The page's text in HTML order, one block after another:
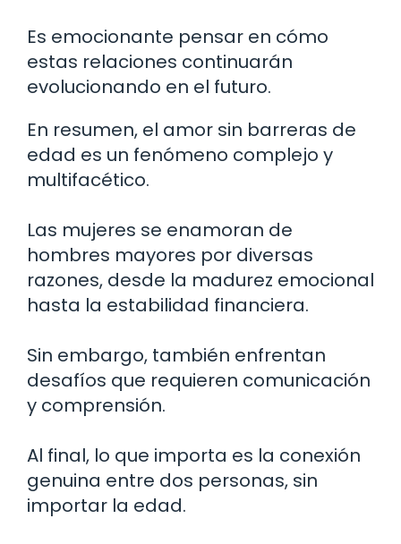
Es emocionante pensar en cómo
estas relaciones continuarán
evolucionando en el futuro.
En resumen, el amor sin barreras de
edad es un fenómeno complejo y
multifacético.
Las mujeres se enamoran de
hombres mayores por diversas
razones, desde la madurez emocional
hasta la estabilidad financiera.
Sin embargo, también enfrentan
desafíos que requieren comunicación
y comprensión.
Al final, lo que importa es la conexión
genuina entre dos personas, sin
importar la edad.